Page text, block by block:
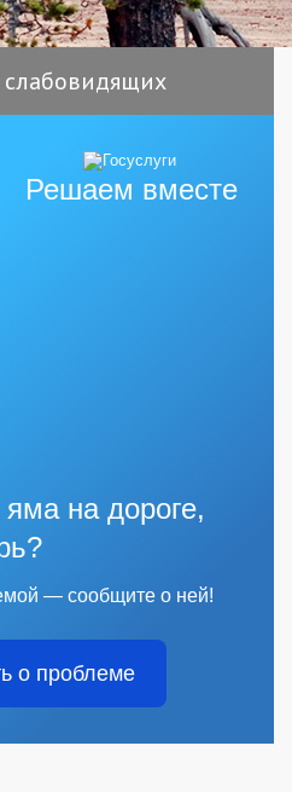
слабовидящих
Решаем вместе
на дороге,
— сообщите о ней!
о проблеме